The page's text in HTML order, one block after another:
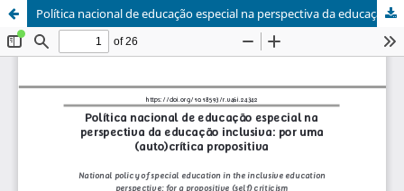
Política nacional de educação especial na perspectiva da educação inclusiva: por uma (auto)crítica propositiva